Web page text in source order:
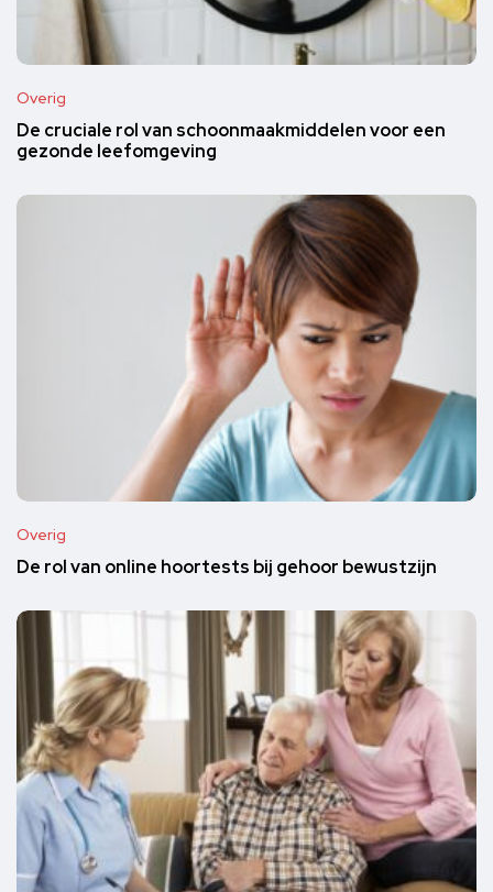
Overig
De cruciale rol van schoonmaakmiddelen voor een
gezonde leefomgeving
Overig
De rol van online hoortests bij gehoor bewustzijn